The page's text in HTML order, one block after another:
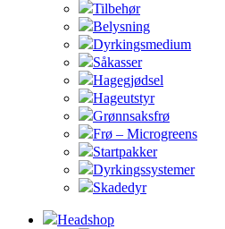
Tilbehør
Belysning
Dyrkingsmedium
Såkasser
Hagegjødsel
Hageutstyr
Grønnsaksfrø
Frø – Microgreens
Startpakker
Dyrkingssystemer
Skadedyr
Headshop